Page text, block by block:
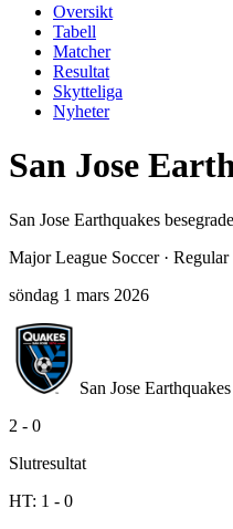
Oversikt
Tabell
Matcher
Resultat
Skytteliga
Nyheter
San Jose
San Jose Earthquakes
Major League Soccer· Regular
söndag 1 mars 2026
San Jose Earthquakes
2 - 0
Slutresultat
HT: 1 - 0